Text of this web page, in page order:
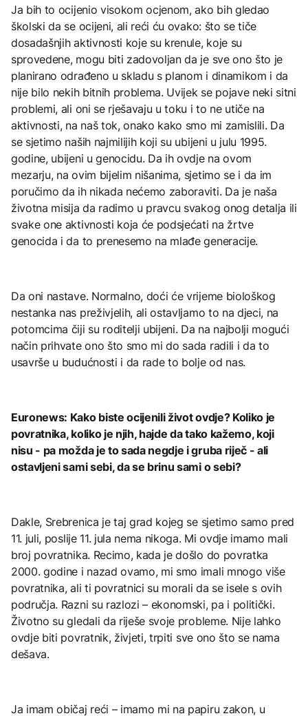
Ja bih to ocijenio visokom ocjenom, ako bih gledao
školski da se ocijeni, ali reći ću ovako: što se tiče
dosadašnjih aktivnosti koje su krenule, koje su
sprovedene, mogu biti zadovoljan da je sve ono što je
planirano odrađeno u skladu s planom i dinamikom i da
nije bilo nekih bitnih problema. Uvijek se pojave neki sitni
problemi, ali oni se rješavaju u toku i to ne utiče na
aktivnosti, na naš tok, onako kako smo mi zamislili. Da
se sjetimo naših najmilijih koji su ubijeni u julu 1995.
godine, ubijeni u genocidu. Da ih ovdje na ovom
mezarju, na ovim bijelim nišanima, sjetimo se i da im
poručimo da ih nikada nećemo zaboraviti. Da je naša
životna misija da radimo u pravcu svakog onog detalja ili
svake one aktivnosti koja će podsjećati na žrtve
genocida i da to prenesemo na mlađe generacije.
Da oni nastave. Normalno, doći će vrijeme biološkog
nestanka nas preživjelih, ali ostavljamo to na djeci, na
potomcima čiji su roditelji ubijeni. Da na najbolji mogući
način prihvate ono što smo mi do sada radili i da to
usavrše u budućnosti i da rade to bolje od nas.
Euronews: Kako biste ocijenili život ovdje? Koliko je
povratnika, koliko je njih, hajde da tako kažemo, koji
nisu - pa možda je to sada negdje i gruba riječ - ali
ostavljeni sami sebi, da se brinu sami o sebi?
Dakle, Srebrenica je taj grad kojeg se sjetimo samo pred
11. juli, poslije 11. jula nema nikoga. Mi ovdje imamo mali
broj povratnika. Recimo, kada je došlo do povratka
2000. godine i nazad ovamo, mi smo imali mnogo više
povratnika, ali ti povratnici su morali da se isele s ovih
područja. Razni su razlozi – ekonomski, pa i politički.
Životno su gledali da riješe svoje probleme. Nije lahko
ovdje biti povratnik, živjeti, trpiti sve ono što se nama
dešava.
Ja imam običaj reći – imamo mi na papiru zakon, u